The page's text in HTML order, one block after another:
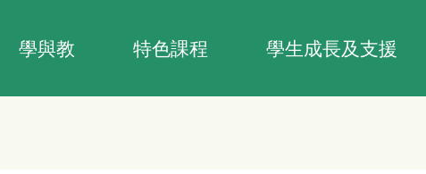
學與教 特色課程 學生成長及支援